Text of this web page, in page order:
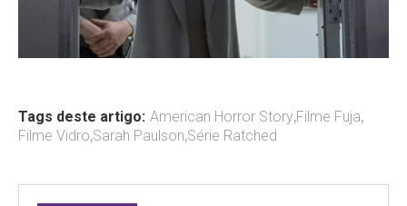
Tags deste artigo: American Horror Story,Filme Fuja,
Filme Vidro,Sarah Paulson,Série Ratched